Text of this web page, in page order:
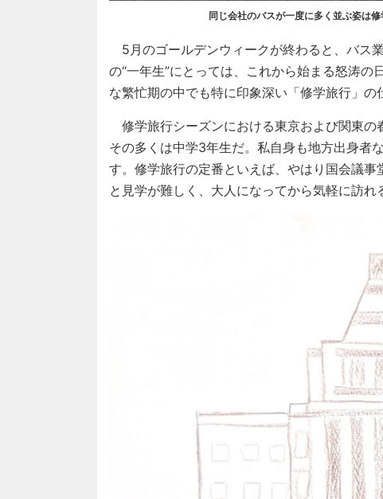
同じ会社のバスが一度に多く並ぶ姿は
5月のゴールデンウィークが終わると、バス
の“一年生”にとっては、これから始まる怒涛
な繁忙期の中でも特に印象深い「修学旅行」の
修学旅行シーズンにおける東京および関東の
その多くは中学3年生だ。私自身も地方出身者
す。修学旅行の定番といえば、やはり国会議
と見学が難しく、大人になってから気軽に訪れ